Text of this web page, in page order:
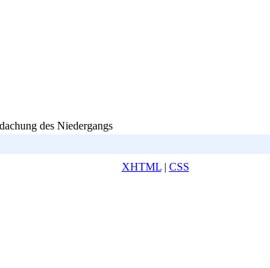
des Niedergangs
XHTML| CSS